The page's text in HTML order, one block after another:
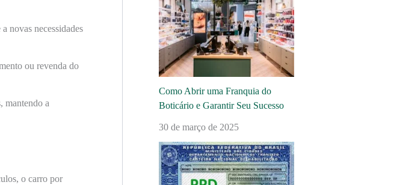
novas necessidades
ou revenda do
mantendo a
o carro por
Como Abrir uma Franquia do
Boticário e Garantir Seu Sucesso
30 de março de 2025